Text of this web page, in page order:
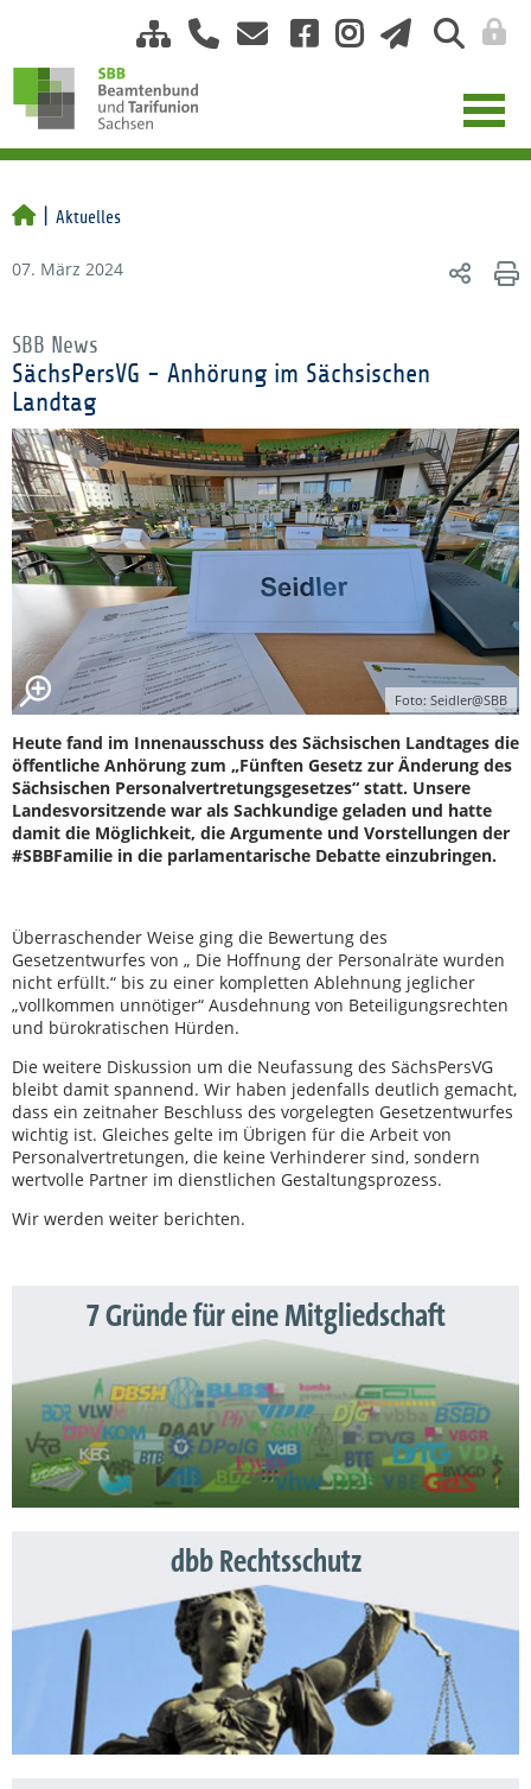
Aktuelles
07. März 2024
SBB News
SächsPersVG - Anhörung im Sächsischen
Landtag
Foto: Seidler@SBB
Heute fand im Innenausschuss des Sächsischen Landtages die
öffentliche Anhörung zum „Fünften Gesetz zur Änderung des
Sächsischen Personalvertretungsgesetzes“ statt. Unsere
Landesvorsitzende war als Sachkundige geladen und hatte
damit die Möglichkeit, die Argumente und Vorstellungen der
#SBBFamilie in die parlamentarische Debatte einzubringen.
Überraschender Weise ging die Bewertung des
Gesetzentwurfes von „ Die Hoffnung der Personalräte wurden
nicht erfüllt.“ bis zu einer kompletten Ablehnung jeglicher
„vollkommen unnötiger“ Ausdehnung von Beteiligungsrechten
und bürokratischen Hürden.
Die weitere Diskussion um die Neufassung des SächsPersVG
bleibt damit spannend. Wir haben jedenfalls deutlich gemacht,
dass ein zeitnaher Beschluss des vorgelegten Gesetzentwurfes
wichtig ist. Gleiches gelte im Übrigen für die Arbeit von
Personalvertretungen, die keine Verhinderer sind, sondern
wertvolle Partner im dienstlichen Gestaltungsprozess.
Wir werden weiter berichten.
7 Gründe für eine Mitgliedschaft
dbb Rechtsschutz